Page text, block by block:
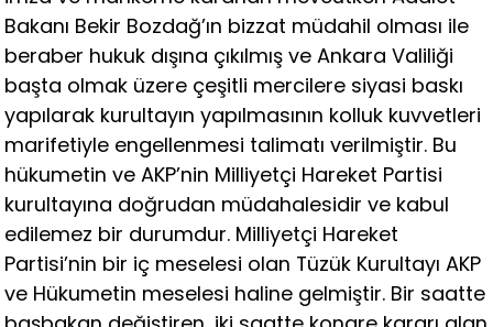
Bakanı Bekir Bozdağ’ın bizzat müdahil olması ile
beraber hukuk dışına çıkılmış ve Ankara Valiliği
başta olmak üzere çeşitli mercilere siyasi baskı
yapılarak kurultayın yapılmasının kolluk kuvvetleri
marifetiyle engellenmesi talimatı verilmiştir. Bu
hükumetin ve AKP’nin Milliyetçi Hareket Partisi
kurultayına doğrudan müdahalesidir ve kabul
edilemez bir durumdur. Milliyetçi Hareket
Partisi’nin bir iç meselesi olan Tüzük Kurultayı AKP
ve Hükumetin meselesi haline gelmiştir. Bir saatte